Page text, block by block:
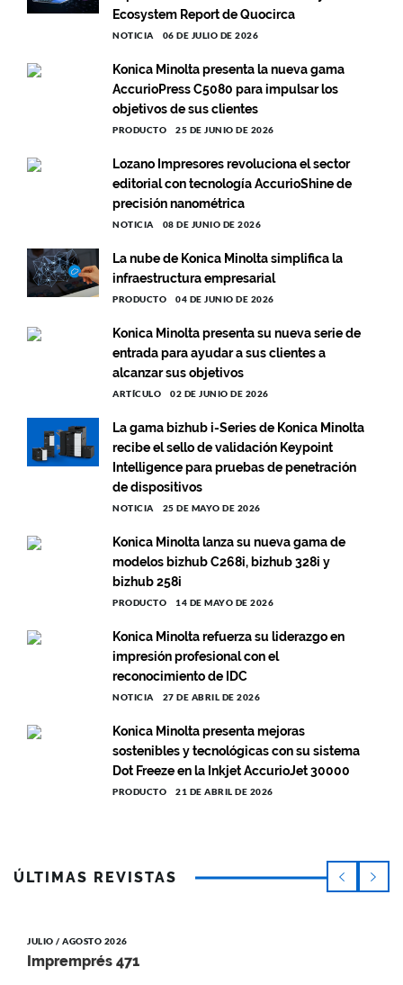
Ecosystem Report de Quocirca
NOTICIA 06 DE JULIO DE 2026
Konica Minolta presenta la nueva gama
AccurioPress C5080 para impulsar los
objetivos de sus clientes
PRODUCTO 25 DE JUNIO DE 2026
Lozano Impresores revoluciona el sector
editorial con tecnología AccurioShine de
precisión nanométrica
NOTICIA 08 DE JUNIO DE 2026
La nube de Konica Minolta simplifica la
infraestructura empresarial
PRODUCTO 04 DE JUNIO DE 2026
Konica Minolta presenta su nueva serie de
entrada para ayudar a sus clientes a
alcanzar sus objetivos
ARTÍCULO 02 DE JUNIO DE 2026
La gama bizhub i-Series de Konica Minolta
recibe el sello de validación Keypoint
Intelligence para pruebas de penetración
de dispositivos
NOTICIA 25 DE MAYO DE 2026
Konica Minolta lanza su nueva gama de
modelos bizhub C268i, bizhub 328i y
bizhub 258i
PRODUCTO 14 DE MAYO DE 2026
Konica Minolta refuerza su liderazgo en
impresión profesional con el
reconocimiento de IDC
NOTICIA 27 DE ABRIL DE 2026
Konica Minolta presenta mejoras
sostenibles y tecnológicas con su sistema
Dot Freeze en la Inkjet AccurioJet 30000
PRODUCTO 21 DE ABRIL DE 2026
ÚLTIMAS REVISTAS
JULIO / AGOSTO 2026
Impremprés 471